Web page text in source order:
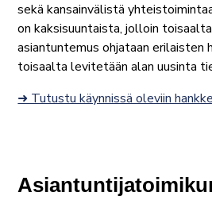
sekä kansainvälistä
on kaksisuuntaista, jolloin
asiantuntemus ohjataan erilaisten
toisaalta levitetään alan uusinta
➜ Tutustu käynnissä oleviin